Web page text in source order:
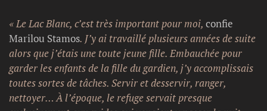
« Le Lac Blanc, c’est très important pour moi, confie
Marilou Stamos. J’y ai travaillé plusieurs années de suite
alors que j’étais une toute jeune fille. Embauchée pour
garder les enfants de la fille du gardien, j’y accomplissais
toutes sortes de tâches. Servir et desservir, ranger,
nettoyer… À l’époque, le refuge servait presque